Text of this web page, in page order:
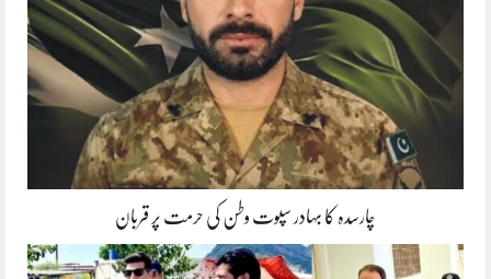
چارسدہ کا بہادر سپوت وطن کی حرمت پر قربان